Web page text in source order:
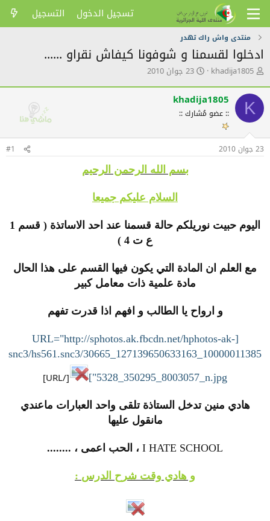
تسجيل الدخول التسجيل
منتدى واش راك تهدر
ادخلوا لقسمنا و شوفونا كيفاش نقراو ......
ك
ت
ب
ا
ل
م
و
ض
khadija1805 ت
ر
ي
خ
ل
ش
23 جوان 2010
K
khadija1805
:: عضو مُشارك ::
23 جوان 2010 #1
بسم الله الرحمن الرحيم
السلام عليكم جميعا
اليوم حبيت نوريلكم حالة قسمنا عند احد الاساتذة ( قسم 1
ع ت 4 )
مع العلم ان المادة التي يكون فيها القسم على هذا الحال
مادة علمية ذات معامل كبير
و ارواح يا الطالب و افهم اذا قدرت تفهم
[URL="http://sphotos.ak.fbcdn.net/hphotos-ak-
snc3/hs561.snc3/30665_127139650633163_10000011385
5328_350295_8003057_n.jpg"]
[/URL]
هادي منين تدخل الستاذة تلقى واحد العبارات ماعندي
مانقول عليها
I HATE SCHOOL ، الحب اعمى ، ........
و هادي وقت شرح الدرس :